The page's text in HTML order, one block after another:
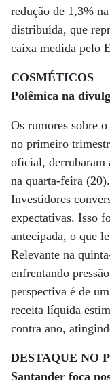
redução de 1,3%
distribuída, que
caixa medida pelo
COSMÉTICOS
Polêmica na
Os rumores sobre
no primeiro
oficial, derrubaram
na quarta-feira
Investidores
expectativas. Isso
antecipada, o que
Relevante na
enfrentando
perspectiva é de
receita líquida
contra ano,
DESTAQUE NO
Santander foca